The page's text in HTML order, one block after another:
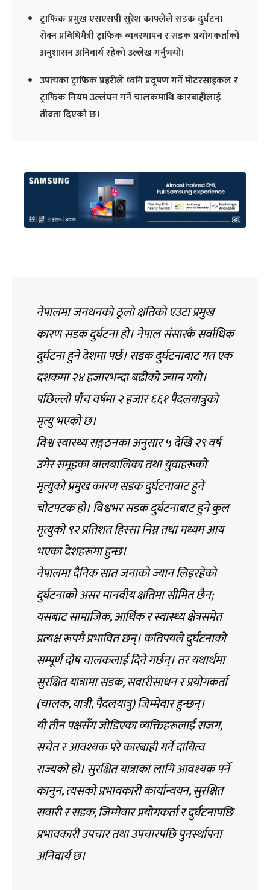
ट्राफिक प्रमुख एसएसपी सुरेश काफ्लेले सडक दुर्घटना
रोक्न प्रविधिमैत्री ट्राफिक व्यवस्थापन र सडक प्रयोगकर्ताको
अनुशासन अनिवार्य रहेको उल्लेख गर्नुभयो।
उपत्यका ट्राफिक प्रहरीले ध्वनि प्रदूषण गर्ने मोटरसाइकल र
ट्राफिक नियम उल्लंघन गर्ने चालकमाथि कारबाहीलाई
तीव्रता दिएको छ।
नेपालमा जनधनको ठूलो क्षतिको एउटा प्रमुख
कारण सडक दुर्घटना हो। नेपाल संसारकै सर्वाधिक
दुर्घटना हुने देशमा पर्छ। सडक दुर्घटनाबाट गत एक
दशकमा २४ हजारभन्दा बढीको ज्यान गयो।
पछिल्लो पाँच वर्षमा २ हजार ६६१ पैदलयात्रुको
मृत्यु भएको छ।
विश्व स्वास्थ्य सङ्गठनका अनुसार ५ देखि २९ वर्ष
उमेर समूहका बालबालिका तथा युवाहरूको
मृत्युको प्रमुख कारण सडक दुर्घटनाबाट हुने
चोटपटक हो। विश्वभर सडक दुर्घटनाबाट हुने कुल
मृत्युको ९२ प्रतिशत हिस्सा निम्न तथा मध्यम आय
भएका देशहरूमा हुन्छ।
नेपालमा दैनिक सात जनाको ज्यान लिइरहेको
दुर्घटनाको असर मानवीय क्षतिमा सीमित छैन;
यसबाट सामाजिक, आर्थिक र स्वास्थ्य क्षेत्रसमेत
प्रत्यक्ष रूपमै प्रभावित छन्। कतिपयले दुर्घटनाको
सम्पूर्ण दोष चालकलाई दिने गर्छन्। तर यथार्थमा
सुरक्षित यात्रामा सडक, सवारीसाधन र प्रयोगकर्ता
(चालक, यात्री, पैदलयात्रु) जिम्मेवार हुन्छन्।
यी तीन पक्षसँग जोडिएका व्यक्तिहरूलाई सजग,
सचेत र आवश्यक परे कारबाही गर्ने दायित्व
राज्यको हो। सुरक्षित यात्राका लागि आवश्यक पर्ने
कानुन, त्यसको प्रभावकारी कार्यान्वयन, सुरक्षित
सवारी र सडक, जिम्मेवार प्रयोगकर्ता र दुर्घटनापछि
प्रभावकारी उपचार तथा उपचारपछि पुनर्स्थापना
अनिवार्य छ।